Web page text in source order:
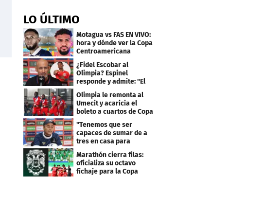
LO ÚLTIMO
Motagua vs FAS EN VIVO:
hora y dónde ver la Copa
Centroamericana
¿Fidel Escobar al
Olimpia? Espinel
responde y admite: "El
resultado fue corto"
Olimpia le remonta al
Umecit y acaricia el
boleto a cuartos de Copa
"Tenemos que ser
capaces de sumar de a
tres en casa para
asegurar la
clasificación"
Marathón cierra filas:
oficializa su octavo
fichaje para la Copa